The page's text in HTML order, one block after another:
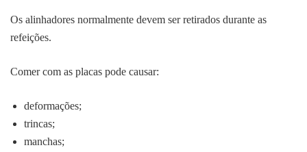
Os alinhadores normalmente devem ser retirados durante as
refeições.
Comer com as placas pode causar:
deformações;
trincas;
manchas;